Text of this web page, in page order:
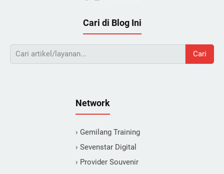
Cari di Blog Ini
Cari
Network
› Gemilang Training
› Sevenstar Digital
› Provider Souvenir